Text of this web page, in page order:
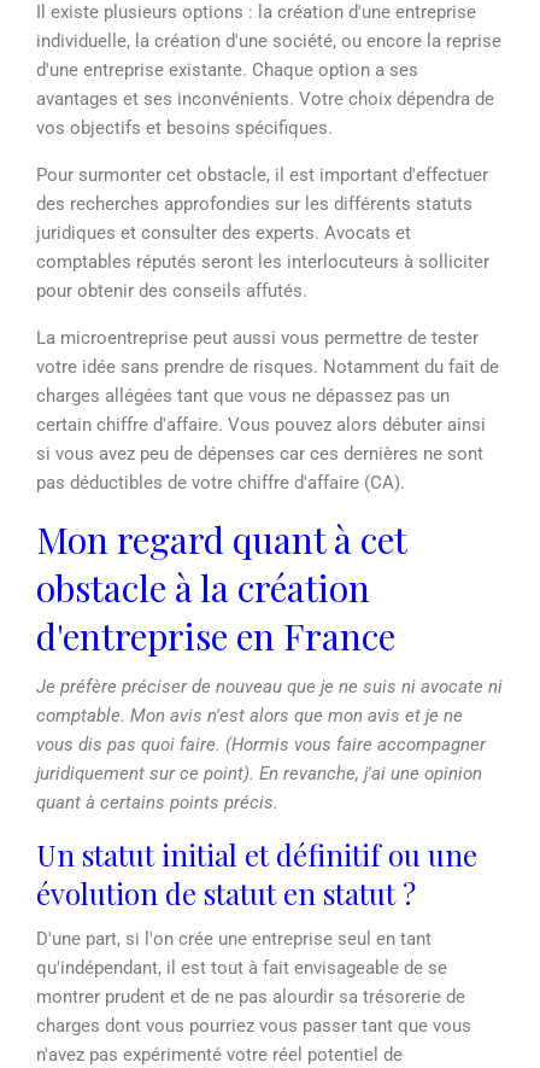
Il existe plusieurs options : la création d'une entreprise
individuelle, la création d'une société, ou encore la reprise
d'une entreprise existante. Chaque option a ses
avantages et ses inconvénients. Votre choix dépendra de
vos objectifs et besoins spécifiques.
Pour surmonter cet obstacle, il est important d'effectuer
des recherches approfondies sur les différents statuts
juridiques et consulter des experts. Avocats et
comptables réputés seront les interlocuteurs à solliciter
pour obtenir des conseils affutés.
La microentreprise peut aussi vous permettre de tester
votre idée sans prendre de risques. Notamment du fait de
charges allégées tant que vous ne dépassez pas un
certain chiffre d'affaire. Vous pouvez alors débuter ainsi
si vous avez peu de dépenses car ces dernières ne sont
pas déductibles de votre chiffre d'affaire (CA).
Mon regard quant à cet
obstacle à la création
d'entreprise en France
Je préfère préciser de nouveau que je ne suis ni avocate ni
comptable. Mon avis n'est alors que mon avis et je ne
vous dis pas quoi faire. (Hormis vous faire accompagner
juridiquement sur ce point). En revanche, j'ai une opinion
quant à certains points précis.
Un statut initial et définitif ou une
évolution de statut en statut ?
D'une part, si l'on crée une entreprise seul en tant
qu'indépendant, il est tout à fait envisageable de se
montrer prudent et de ne pas alourdir sa trésorerie de
charges dont vous pourriez vous passer tant que vous
n'avez pas expérimenté votre réel potentiel de